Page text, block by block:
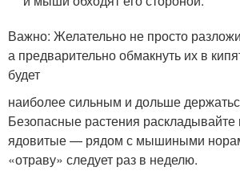
Важно: Желательно не просто
а предварительно обмакнуть их в
будет
наиболее сильным и дольше
Безопасные растения
ядовитые — рядом с мышиными
«отраву» следует раз в неделю.